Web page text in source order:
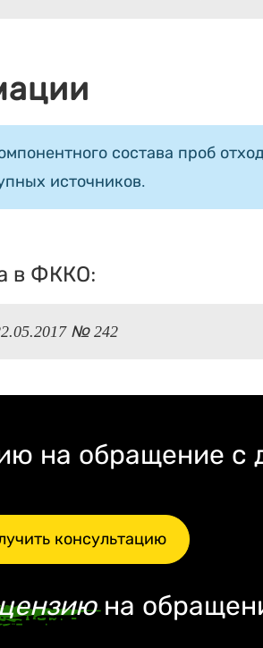
состава проб
источников.
в ФККО:
№ 242
на обращение с
консультацию
на